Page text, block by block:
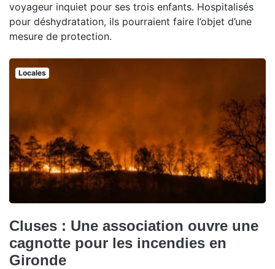
voyageur inquiet pour ses trois enfants. Hospitalisés
pour déshydratation, ils pourraient faire l’objet d’une
mesure de protection.
Locales
Cluses : Une association ouvre une
cagnotte pour les incendies en
Gironde